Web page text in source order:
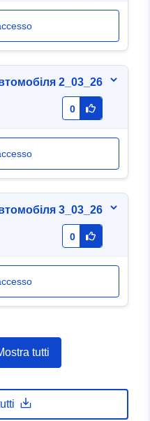
2_03_26
0
3_03_26
0
tutti